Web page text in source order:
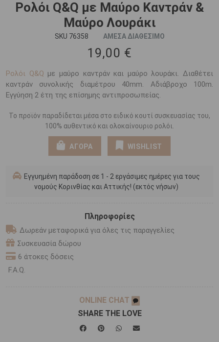
Ρολόι Q&Q με Μαύρο Καντράν &
Μαύρο Λουράκι
SKU 76358 ΑΜΕΣΑ ΔΙΑΘΕΣΙΜΟ
19,00 €
Ρολόι Q&Q με μαύρο καντράν και μαύρο λουράκι. Διαθέτει
καντράν συνολικής διαμέτρου 40mm. Αδιάβροχο 100m.
Εγγύηση 2 έτη της επίσημης αντιπροσωπείας.
Το προϊόν παραδίδεται μέσα στο ειδικό κουτί συσκευασίας του,
100% αυθεντικό και ολοκαίνουριο ρολόι.
ΑΓΟΡΑ WISHLIST
Εγγυημένη παράδοση σε 1 - 2 εργάσιμες ημέρες για τους
νομούς Κορινθίας και Αττικής! (εκτός νήσων)
Πληροφορίες
Δωρεάν μεταφορικά για όλες τις παραγγελίες
Συσκευασία δώρου
6 άτοκες δόσεις
F.A.Q.
ONLINE CHAT
SHARE THE LOVE